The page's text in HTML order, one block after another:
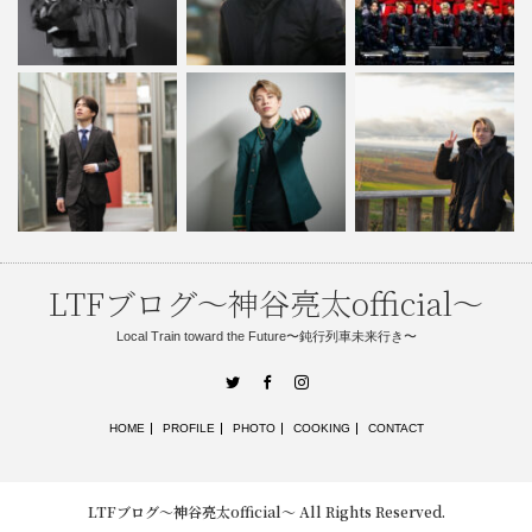
LTFブログ〜神谷亮太official〜
Local Train toward the Future〜鈍行列車未来行き〜
TwitterFacebook
HOME PROFILE PHOTO COOKING CONTACT
LTFブログ〜神谷亮太official〜 All Rights Reserved.